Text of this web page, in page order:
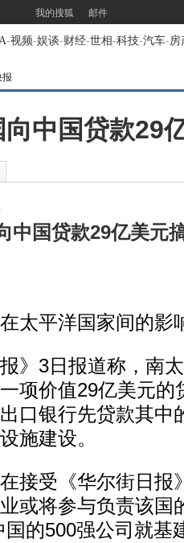
我的搜狐 邮件
-视频-娱谈-财经-世相-科技-汽车-房
报
中国贷款29
中国贷款29亿美元
平洋国家间的影
3日报道称，南太
项价值29亿美元的
口银行先贷款其中
施建设。
受《华尔街日报
或将参与负责该国
国的500强公司就基